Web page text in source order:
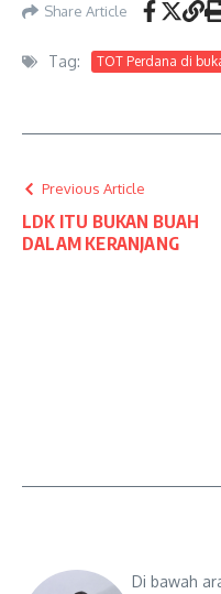
Share Article
Tag: TOT Perdana di
Previous Article
LDK ITU BUKAN BUAH
DALAM KERANJANG
Di bawah